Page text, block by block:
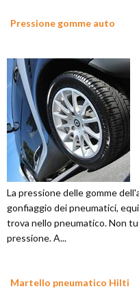
Pressione gomme auto
La pressione delle gomme
gonfiaggio dei pneumatici,
trova nello pneumatico. Non
pressione. A...
Martello pneumatico Hilti